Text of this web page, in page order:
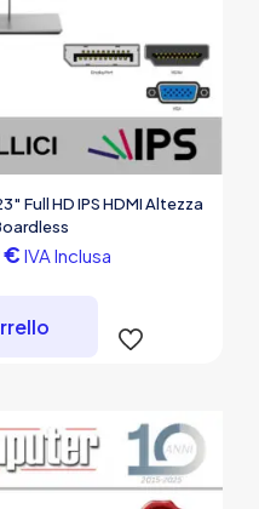
Full HD IPS HDMI Altezza
€Il
è:
IVA Inclusa